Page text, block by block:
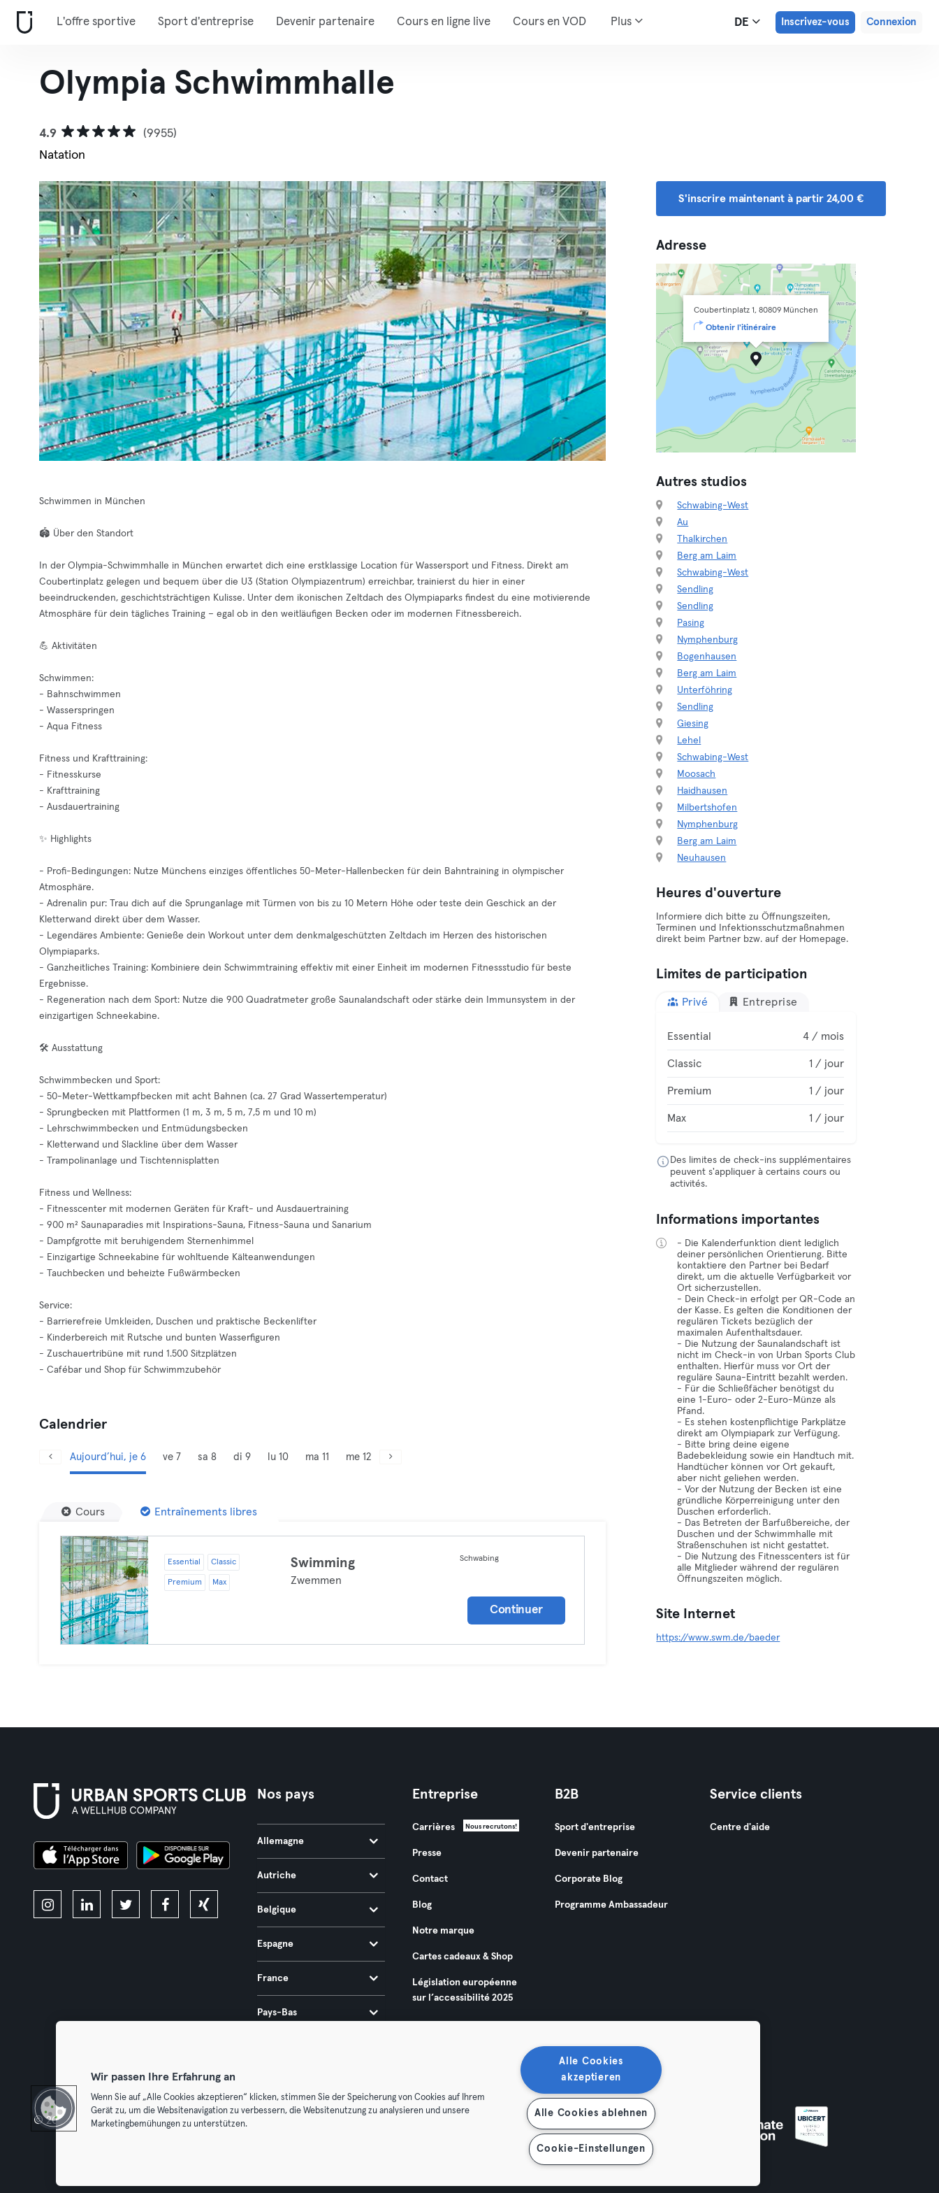
L'offre sportive Sport d'entreprise Devenir partenaire Cours en ligne live Cours en VOD Plus DE Inscrivez-vous Connexion
Olympia Schwimmhalle
4.9
(9955)
Natation
Schwimmen in München
🏟️ Über den Standort
In der Olympia-Schwimmhalle in München erwartet dich eine erstklassige Location für Wassersport und Fitness. Direkt am
Coubertinplatz gelegen und bequem über die U3 (Station Olympiazentrum) erreichbar, trainierst du hier in einer
beeindruckenden, geschichtsträchtigen Kulisse. Unter dem ikonischen Zeltdach des Olympiaparks findest du eine motivierende
Atmosphäre für dein tägliches Training – egal ob in den weitläufigen Becken oder im modernen Fitnessbereich.
💪 Aktivitäten
Schwimmen:
- Bahnschwimmen
- Wasserspringen
- Aqua Fitness
Fitness und Krafttraining:
- Fitnesskurse
- Krafttraining
- Ausdauertraining
✨ Highlights
- Profi-Bedingungen: Nutze Münchens einziges öffentliches 50-Meter-Hallenbecken für dein Bahntraining in olympischer
Atmosphäre.
- Adrenalin pur: Trau dich auf die Sprunganlage mit Türmen von bis zu 10 Metern Höhe oder teste dein Geschick an der
Kletterwand direkt über dem Wasser.
- Legendäres Ambiente: Genieße dein Workout unter dem denkmalgeschützten Zeltdach im Herzen des historischen
Olympiaparks.
- Ganzheitliches Training: Kombiniere dein Schwimmtraining effektiv mit einer Einheit im modernen Fitnessstudio für beste
Ergebnisse.
- Regeneration nach dem Sport: Nutze die 900 Quadratmeter große Saunalandschaft oder stärke dein Immunsystem in der
einzigartigen Schneekabine.
🛠️ Ausstattung
Schwimmbecken und Sport:
- 50-Meter-Wettkampfbecken mit acht Bahnen (ca. 27 Grad Wassertemperatur)
- Sprungbecken mit Plattformen (1 m, 3 m, 5 m, 7,5 m und 10 m)
- Lehrschwimmbecken und Entmüdungsbecken
- Kletterwand und Slackline über dem Wasser
- Trampolinanlage und Tischtennisplatten
Fitness und Wellness:
- Fitnesscenter mit modernen Geräten für Kraft- und Ausdauertraining
- 900 m² Saunaparadies mit Inspirations-Sauna, Fitness-Sauna und Sanarium
- Dampfgrotte mit beruhigendem Sternenhimmel
- Einzigartige Schneekabine für wohltuende Kälteanwendungen
- Tauchbecken und beheizte Fußwärmbecken
Service:
- Barrierefreie Umkleiden, Duschen und praktische Beckenlifter
- Kinderbereich mit Rutsche und bunten Wasserfiguren
- Zuschauertribüne mit rund 1.500 Sitzplätzen
- Cafébar und Shop für Schwimmzubehör
Calendrier
Aujourd’hui, je 6 ve 7 sa 8 di 9 lu 10 ma 11 me 12
Cours Entraînements libres
Essential Classic
Premium Max
Swimming
Zwemmen
Schwabing
Continuer
S'inscrire maintenant à partir 24,00 €
Adresse
Coubertinplatz 1, 80809 München
Obtenir l'itinéraire
Autres studios
Schwabing-West
Au
Thalkirchen
Berg am Laim
Schwabing-West
Sendling
Sendling
Pasing
Nymphenburg
Bogenhausen
Berg am Laim
Unterföhring
Sendling
Giesing
Lehel
Schwabing-West
Moosach
Haidhausen
Milbertshofen
Nymphenburg
Berg am Laim
Neuhausen
Heures d'ouverture
Informiere dich bitte zu Öffnungszeiten,
Terminen und Infektionsschutzmaßnahmen
direkt beim Partner bzw. auf der Homepage.
Limites de participation
Privé Entreprise
Essential 4 / mois
Classic 1 / jour
Premium 1 / jour
Max 1 / jour
Des limites de check-ins supplémentaires
peuvent s'appliquer à certains cours ou
activités.
Informations importantes
- Die Kalenderfunktion dient lediglich
deiner persönlichen Orientierung. Bitte
kontaktiere den Partner bei Bedarf
direkt, um die aktuelle Verfügbarkeit vor
Ort sicherzustellen.
- Dein Check-in erfolgt per QR-Code an
der Kasse. Es gelten die Konditionen der
regulären Tickets bezüglich der
maximalen Aufenthaltsdauer.
- Die Nutzung der Saunalandschaft ist
nicht im Check-in von Urban Sports Club
enthalten. Hierfür muss vor Ort der
reguläre Sauna-Eintritt bezahlt werden.
- Für die Schließfächer benötigst du
eine 1-Euro- oder 2-Euro-Münze als
Pfand.
- Es stehen kostenpflichtige Parkplätze
direkt am Olympiapark zur Verfügung.
- Bitte bring deine eigene
Badebekleidung sowie ein Handtuch mit.
Handtücher können vor Ort gekauft,
aber nicht geliehen werden.
- Vor der Nutzung der Becken ist eine
gründliche Körperreinigung unter den
Duschen erforderlich.
- Das Betreten der Barfußbereiche, der
Duschen und der Schwimmhalle mit
Straßenschuhen ist nicht gestattet.
- Die Nutzung des Fitnesscenters ist für
alle Mitglieder während der regulären
Öffnungszeiten möglich.
Site Internet
https://www.swm.de/baeder
Nos pays
Allemagne
Autriche
Belgique
Espagne
France
Pays-Bas
Entreprise
Carrières Nous recrutons!
Presse
Contact
Blog
Notre marque
Cartes cadeaux & Shop
Législation européenne
sur l’accessibilité 2025
B2B
Sport d'entreprise
Devenir partenaire
Corporate Blog
Programme Ambassadeur
Service clients
Centre d'aide
© 2026 Urban Sports Group GmbH. All rights reserved. Mentions légales
Wir passen Ihre Erfahrung an
Wenn Sie auf „Alle Cookies akzeptieren“ klicken, stimmen Sie der Speicherung von Cookies auf Ihrem
Gerät zu, um die Websitenavigation zu verbessern, die Websitenutzung zu analysieren und unsere
Marketingbemühungen zu unterstützen.
Alle Cookies
akzeptieren
Alle Cookies ablehnen
Cookie-Einstellungen